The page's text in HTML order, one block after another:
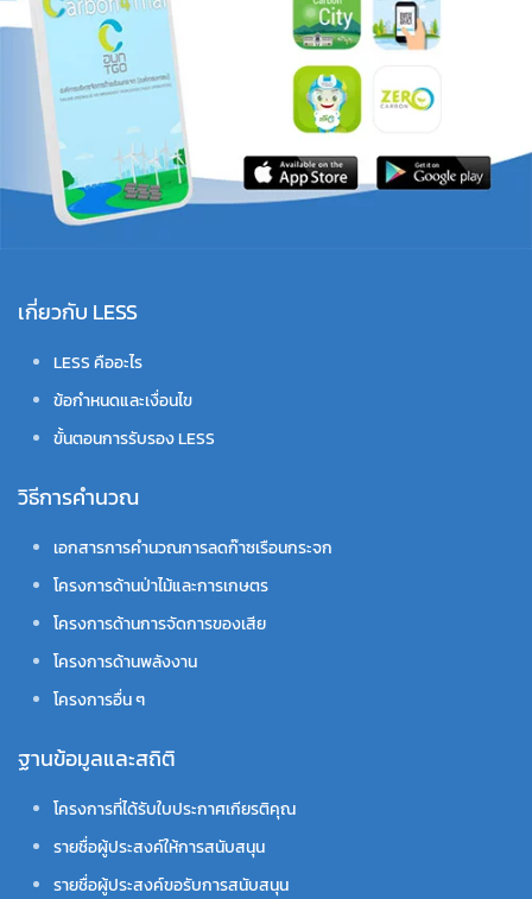
เกี่ยวกับ LESS
LESS คืออะไร
ข้อกำหนดและเงื่อนไข
ขั้นตอนการรับรอง LESS
วิธีการคำนวณ
เอกสารการคำนวณการลดก๊าซเรือนกระจก
โครงการด้านป่าไม้และการเกษตร
โครงการด้านการจัดการของเสีย
โครงการด้านพลังงาน
โครงการอื่น ๆ
ฐานข้อมูลและสถิติ
โครงการที่ได้รับใบประกาศเกียรติคุณ
รายชื่อผู้ประสงค์ให้การสนับสนุน
รายชื่อผู้ประสงค์ขอรับการสนับสนุน